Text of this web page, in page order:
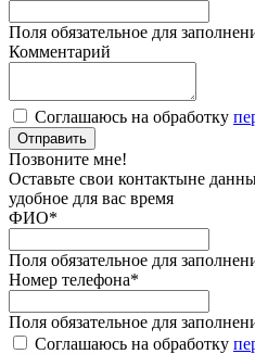
Поля обязательное для
Комментарий
Соглашаюсь на обработку
Отправить
Позвоните мне!
Оставьте свои контактыне
удобное для вас время
ФИО*
Поля обязательное для
Номер телефона*
Поля обязательное для
Соглашаюсь на обработку